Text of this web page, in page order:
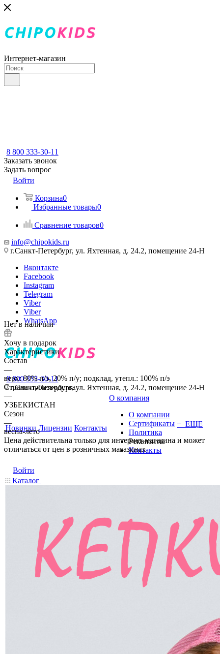
Интернет-магазин
8 800 333-30-11
Заказать звонок
Задать вопрос
Войти
Корзина0
Избранные товары0
Сравнение товаров0
info@chipokids.ru
г.Санкт-Петербург, ул. Яхтенная, д. 24.2, помещение 24-Н
Вконтакте
Facebook
Instagram
Telegram
Viber
Viber
WhatsApp
8 800 333-30-11
г.Санкт-Петербург, ул. Яхтенная, д. 24.2, помещение 24-Н
Новинки Лицензии Контакты
О компания
О компании
Сертификаты
Политика
Реквизиты
Контакты
+ ЕЩЕ
Войти
Каталог
Нет в наличии
Хочу в подарок
Характеристики
Состав
—
верх: 80% п/э, 20% п/у; подклад, утепл.: 100% п/э
Страна производства
—
УЗБЕКИСТАН
Сезон
—
весна-лето
Цена действительна только для интернет-магазина и может
отличаться от цен в розничных магазинах